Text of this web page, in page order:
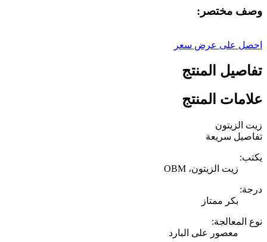
وصف مختصر:
احصل على عرض سعر
تفاصيل المنتج
علامات المنتج
زيت الزيتون
تفاصيل سريعة
يكتب:
زيت الزيتون، OBM
درجة:
بكر ممتاز
نوع المعالجة:
معصور على البارد